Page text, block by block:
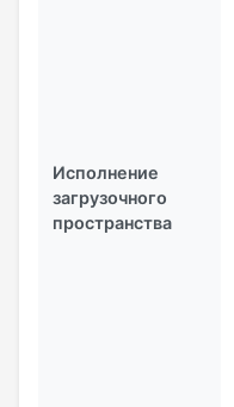
Исполнение
загрузочного
пространства